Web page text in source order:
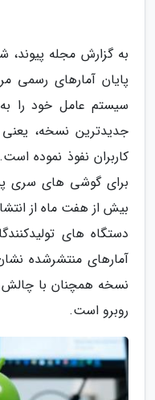
به گزارش مجله
پایان آمارهای رسمی
سیستم عامل خود را
برای گوشی های سری
بیش از هفت ماه از
دستگاه های
آمارهای منتشرشده
نسخه همچنان با
روبرو است.